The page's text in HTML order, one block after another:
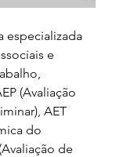
especializada
e
(Avaliação
AET
do
de